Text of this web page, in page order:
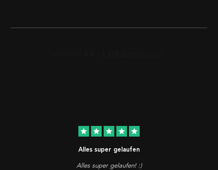
star star star star star
Alles super gelaufen
Alles super gelaufen! :)